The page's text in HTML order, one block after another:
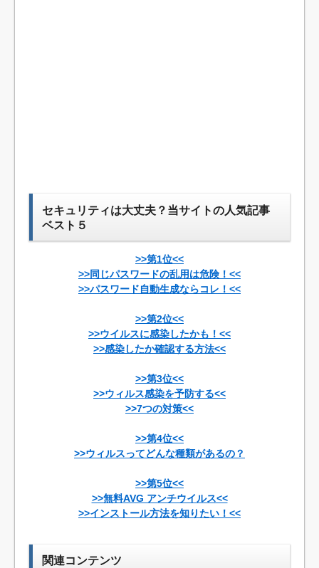
セキュリティは大丈夫？当サイトの人気記事
ベスト５
>>第1位<<
>>同じパスワードの乱用は危険！<<
>>パスワード自動生成ならコレ！<<
>>第2位<<
>>ウイルスに感染したかも！<<
>>感染したか確認する方法<<
>>第3位<<
>>ウィルス感染を予防する<<
>>7つの対策<<
>>第4位<<
>>ウィルスってどんな種類があるの？
>>第5位<<
>>無料AVG アンチウイルス<<
>>インストール方法を知りたい！<<
関連コンテンツ